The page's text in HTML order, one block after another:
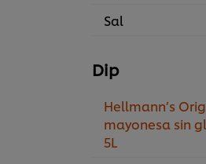
Sal
Dip
Hellmann’s
mayonesa sin
5L